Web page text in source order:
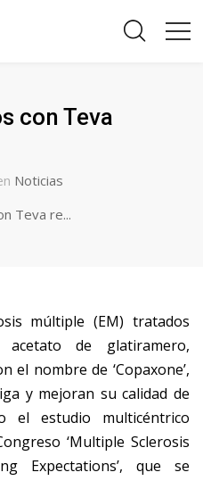
con Teva
Noticias
Teva re...
múltiple (EM) tratados
de glatiramero,
el nombre de ‘Copaxone’,
y mejoran su calidad de
el estudio multicéntrico
‘Multiple Sclerosis
Expectations’, que se